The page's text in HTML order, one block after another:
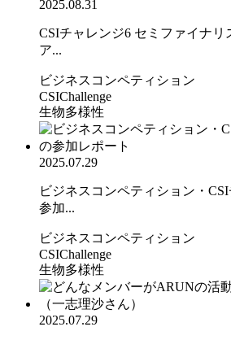
2025.08.31
CSIチャレンジ6 セミファイナ
ア...
ビジネスコンペティション
CSIChallenge
生物多様性
2025.07.29
ビジネスコンペティション・
参加...
ビジネスコンペティション
CSIChallenge
生物多様性
2025.07.29